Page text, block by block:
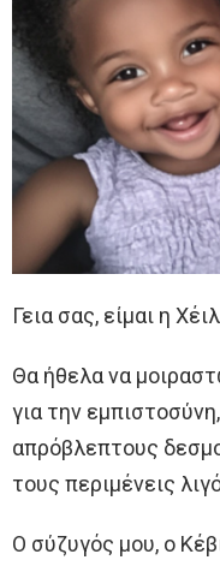
Γεια σας, είμαι η
Θα ήθελα να
για την
απρόβλεπτους
τους περιμένεις
Ο σύζυγός μου, ο